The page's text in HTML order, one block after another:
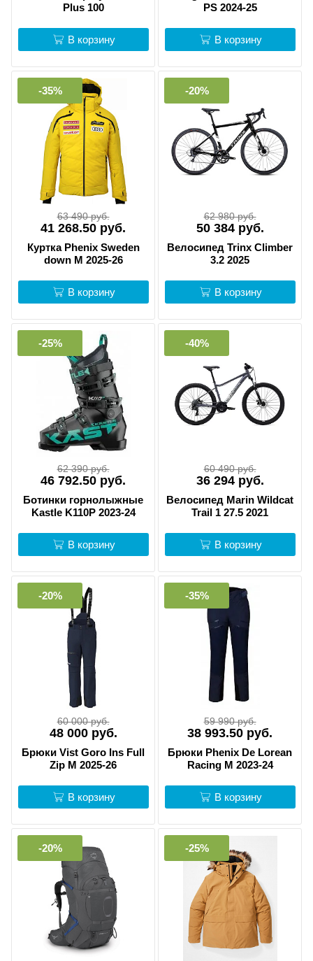
Plus 100
В корзину
PS 2024-25
В корзину
-35%
63 490 руб.
41 268.50 руб.
Куртка Phenix Sweden
down M 2025-26
В корзину
-20%
62 980 руб.
50 384 руб.
Велосипед Trinx Climber
3.2 2025
В корзину
-25%
62 390 руб.
46 792.50 руб.
Ботинки горнолыжные
Kastle K110P 2023-24
В корзину
-40%
60 490 руб.
36 294 руб.
Велосипед Marin Wildcat
Trail 1 27.5 2021
В корзину
-20%
60 000 руб.
48 000 руб.
Брюки Vist Goro Ins Full
Zip M 2025-26
В корзину
-35%
59 990 руб.
38 993.50 руб.
Брюки Phenix De Lorean
Racing M 2023-24
В корзину
-20% -25%